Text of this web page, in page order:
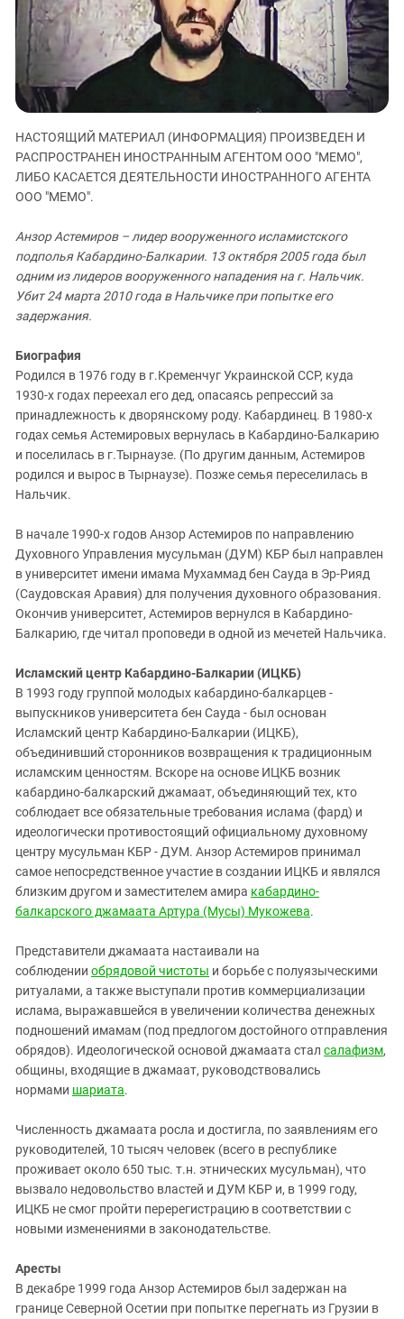
ЗАСТАВЛЯЕТ
КАВКАЗ ЗА ПАЛЕСТИНУ
ИНАКОМЫСЛИЕ В ЧЕЧНЕ
ПРЕСЛЕДОВАНИЕ АКТИВИСТОВ
МОБИЛИЗАЦИЯ И ПРОТЕСТЫ
Дагестан
Ингушетия
Кабардино-Балкария
Калмыкия
Карачаево-Черкесия
Краснодарский край
Нагорный Карабах
Ростовская область
Северная Осетия - Алания
СКФО
Ставропольский край
Чечня
Южная Осетия
Южный Кавказ
ЮФО
НАСТОЯЩИЙ МАТЕРИАЛ (ИНФОРМАЦИЯ) ПРОИЗВЕДЕН И
РАСПРОСТРАНЕН ИНОСТРАННЫМ АГЕНТОМ ООО "МЕМО",
ЛИБО КАСАЕТСЯ ДЕЯТЕЛЬНОСТИ ИНОСТРАННОГО АГЕНТА
ООО "МЕМО".
Анзор Астемиров – лидер вооруженного исламистского
подполья Кабардино-Балкарии. 13 октября 2005 года был
одним из лидеров вооруженного нападения на г. Нальчик.
Убит 24 марта 2010 года в Нальчике при попытке его
задержания.
Биография
Родился в 1976 году в г.Кременчуг Украинской ССР, куда
1930-х годах переехал его дед, опасаясь репрессий за
принадлежность к дворянскому роду. Кабардинец. В 1980-х
годах семья Астемировых вернулась в Кабардино-Балкарию
и поселилась в г.Тырнаузе. (По другим данным, Астемиров
родился и вырос в Тырнаузе). Позже семья переселилась в
Нальчик.
В начале 1990-х годов Анзор Астемиров по направлению
Духовного Управления мусульман (ДУМ) КБР был направлен
в университет имени имама Мухаммад бен Сауда в Эр-Рияд
(Саудовская Аравия) для получения духовного образования.
Окончив университет, Астемиров вернулся в Кабардино-
Балкарию, где читал проповеди в одной из мечетей Нальчика.
Исламский центр Кабардино-Балкарии (ИЦКБ)
В 1993 году группой молодых кабардино-балкарцев -
выпускников университета бен Сауда - был основан
Исламский центр Кабардино-Балкарии (ИЦКБ),
объединивший сторонников возвращения к традиционным
исламским ценностям. Вскоре на основе ИЦКБ возник
кабардино-балкарский джамаат, объединяющий тех, кто
соблюдает все обязательные требования ислама (фард) и
идеологически противостоящий официальному духовному
центру мусульман КБР - ДУМ. Анзор Астемиров принимал
самое непосредственное участие в создании ИЦКБ и являлся
близким другом и заместителем амира кабардино-
балкарского джамаата Артура (Мусы) Мукожева.
Представители джамаата настаивали на
соблюдении обрядовой чистоты и борьбе с полуязыческими
ритуалами, а также выступали против коммерциализации
ислама, выражавшейся в увеличении количества денежных
подношений имамам (под предлогом достойного отправления
обрядов). Идеологической основой джамаата стал салафизм,
общины, входящие в джамаат, руководствовались
нормами шариата.
Численность джамаата росла и достигла, по заявлениям его
руководителей, 10 тысяч человек (всего в республике
проживает около 650 тыс. т.н. этнических мусульман), что
вызвало недовольство властей и ДУМ КБР и, в 1999 году,
ИЦКБ не смог пройти перерегистрацию в соответствии с
новыми изменениями в законодательстве.
Аресты
В декабре 1999 года Анзор Астемиров был задержан на
границе Северной Осетии при попытке перегнать из Грузии в